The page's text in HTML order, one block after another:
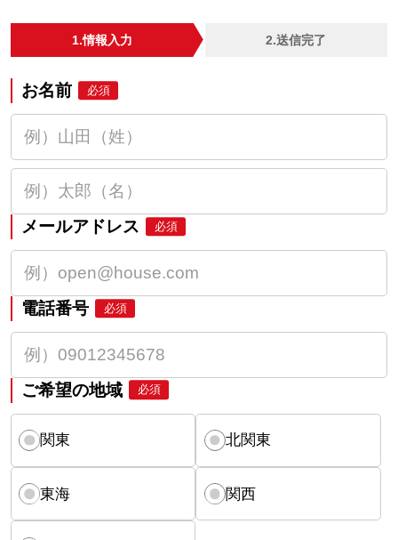
1.情報入力 2.送信完了
お名前 必須
メールアドレス 必須
電話番号 必須
ご希望の地域 必須
関東 北関東
東海 関西